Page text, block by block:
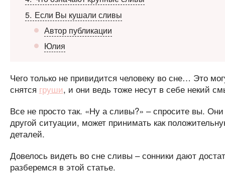
5 Если Вы кушали сливы
Автор публикации
Юлия
Чего только не привидится человеку во сне… Это
снятся груши, и они ведь тоже несут в себе некий
Все не просто так. «Ну а сливы?» – спросите вы.
другой ситуации, может принимать как
деталей.
Довелось видеть во сне сливы – сонники дают
разберемся в этой статье.